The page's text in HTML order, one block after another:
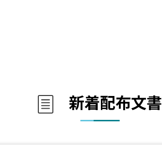
新着配布文書